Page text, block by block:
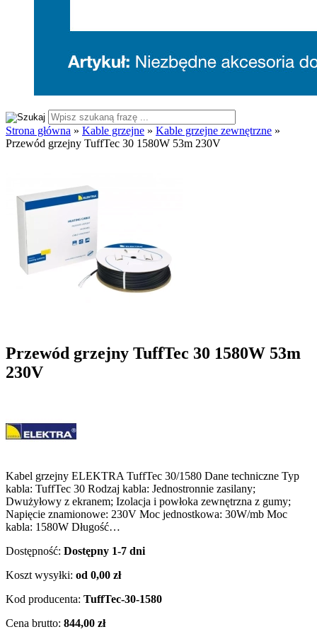
Strona główna » Kable grzejne » Kable grzejne zewnętrzne »
Przewód grzejny TuffTec 30 1580W 53m 230V
Przewód grzejny TuffTec 30 1580W 53m
230V
Kabel grzejny ELEKTRA TuffTec 30/1580 Dane techniczne Typ
kabla: TuffTec 30 Rodzaj kabla: Jednostronnie zasilany;
Dwużyłowy z ekranem; Izolacja i powłoka zewnętrzna z gumy;
Napięcie znamionowe: 230V Moc jednostkowa: 30W/mb Moc
kabla: 1580W Długość…
Dostępność: Dostępny 1-7 dni
Koszt wysyłki: od 0,00 zł
Kod producenta: TuffTec-30-1580
Cena brutto: 844,00 zł